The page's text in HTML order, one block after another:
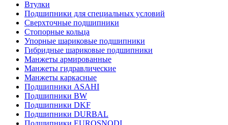
Втулки
Подшипники для специальных условий
Сверхточные подшипники
Стопорные кольца
Упорные шариковые подшипники
Гибридные шариковые подшипники
Манжеты армированные
Манжеты гидравлические
Манжеты каркасные
Подшипники ASAHI
Подшипники BW
Подшипники DKF
Подшипники DURBAL
Подшипники EUROSNODI